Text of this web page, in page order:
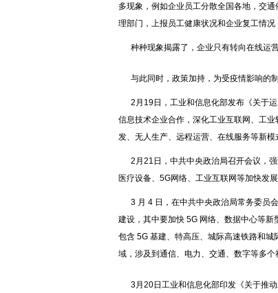
多现象，例如企业员工分散全国各地，交
理部门，上报员工健康状况和企业复工情
种种现象揭露了，企业只有转向在线运
与此同时，政策加持，为受疫情影响的
2月19日，工业和信息化部发布《关于
信息技术企业合作，深化工业互联网、工
发、无人生产、远程运营、在线服务等新模
2月21日，中共中央政治局召开会议，
医疗设备、5G网络、工业互联网等加快发展
3 月 4 日，在中共中央政治局常务委员
建设，其中要加快 5G 网络、数据中心等
包含 5G 基建、特高压、城际高速铁路和
域，涉及到通信、电力、交通、数字等多个
3月20日工业和信息化部印发《关于推